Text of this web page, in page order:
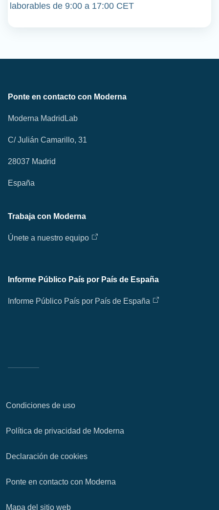
laborables de 9:00 a 17:00 CET
Ponte en contacto con Moderna
Moderna MadridLab
C/ Julián Camarillo, 31
28037 Madrid
España
Trabaja con Moderna
Únete a nuestro equipo
Informe Público País por País de España
Informe Público País por País de España
Condiciones de uso
Política de privacidad de Moderna
Declaración de cookies
Ponte en contacto con Moderna
Mapa del sitio web